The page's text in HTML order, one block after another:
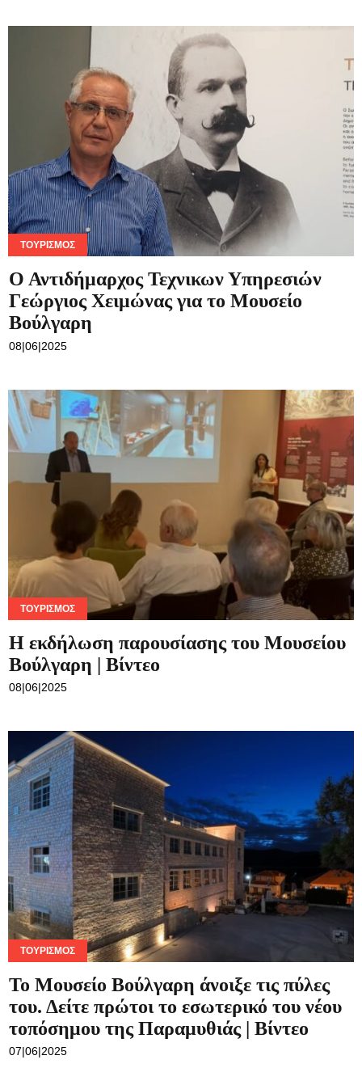
ΤΟΥΡΙΣΜΌΣ
Ο Αντιδήμαρχος Τεχνικων Υπηρεσιών
Γεώργιος Χειμώνας για το Μουσείο
Βούλγαρη
08|06|2025
ΤΟΥΡΙΣΜΌΣ
Η εκδήλωση παρουσίασης του Μουσείου
Βούλγαρη | Βίντεο
08|06|2025
ΤΟΥΡΙΣΜΌΣ
Το Μουσείο Βούλγαρη άνοιξε τις πύλες
του. Δείτε πρώτοι το εσωτερικό του νέου
τοπόσημου της Παραμυθιάς | Βίντεο
07|06|2025